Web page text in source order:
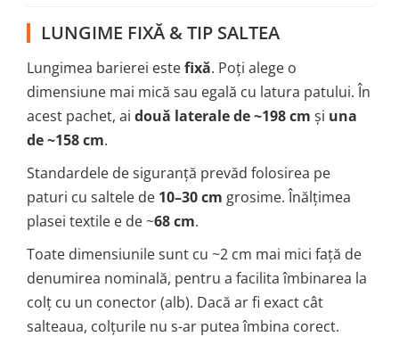
LUNGIME FIXĂ & TIP SALTEA
Lungimea barierei estefixă. Poți alege o
dimensiune mai mică sau egală cu latura patului. În
acest pachet, ai două laterale de ~198 cm și una
de ~158 cm.
Standardele de siguranță prevăd folosirea pe
paturi cu saltele de 10–30 cm grosime. Înălțimea
plasei textile e de ~68 cm.
Toate dimensiunile sunt cu ~2 cm mai mici față de
denumirea nominală, pentru a facilita îmbinarea la
colț cu un conector (alb). Dacă ar fi exact cât
salteaua, colțurile nu s-ar putea îmbina corect.